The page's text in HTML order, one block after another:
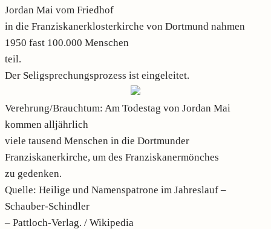
Jordan Mai vom Friedhof
in die Franziskanerklosterkirche von Dortmund nahmen
1950 fast 100.000 Menschen
teil.
Der Seligsprechungsprozess ist eingeleitet.
Verehrung/Brauchtum: Am Todestag von Jordan Mai
kommen alljährlich
viele tausend Menschen in die Dortmunder
Franziskanerkirche, um des Franziskanermönches
zu gedenken.
Quelle: Heilige und Namenspatrone im Jahreslauf –
Schauber-Schindler
– Pattloch-Verlag. / Wikipedia